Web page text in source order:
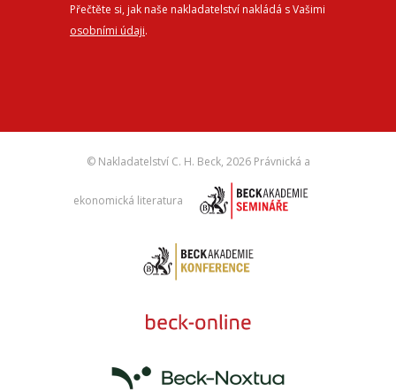
Přečtěte si, jak naše nakladatelství nakládá s Vašimi
osobními údaji.
© Nakladatelství C. H. Beck, 2026 Právnická a
ekonomická literatura